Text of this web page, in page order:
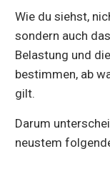
Wie du siehst,
sondern auch
Belastung und
bestimmen, ab
gilt.
Darum
neustem